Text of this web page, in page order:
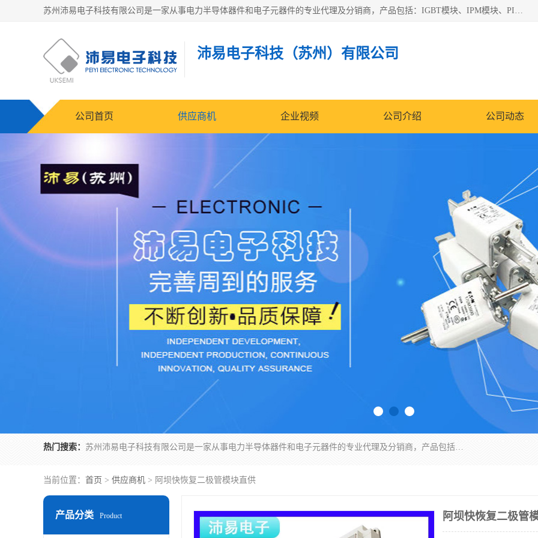
苏州沛易电子科技有限公司是一家从事电力半导体器件和电子元器件的专业代理及分销商，产品包括：IGBT模块、IPM模块、PIM模块、二极管、三极管、可控硅、整流桥、IGBT单管、IGBT电路驱动板、GTR达林顿模块、快恢复二极管、肖特基二极管、熔断器、IC集成电路、快速熔断器等。
沛易电子科技（苏州）有限公司
公司首页 供应商机 企业视频 公司介绍 公司动态
热门搜索： 苏州沛易电子科技有限公司是一家从事电力半导体器件和电子元器件的专业代理及分销商，产品包括：IGBT模块、IPM模块、PIM模块、二极管、三极管、可控硅、整流桥、IGBT单管、IGBT电路驱动板、GTR达林顿模块、快恢复二极管、肖特基二极管、熔断器、IC集成电路、快速熔断器等。
当前位置： 首页 > 供应商机 > 阿坝快恢复二极管模块直供
产品分类 Product 阿坝快恢复二极管